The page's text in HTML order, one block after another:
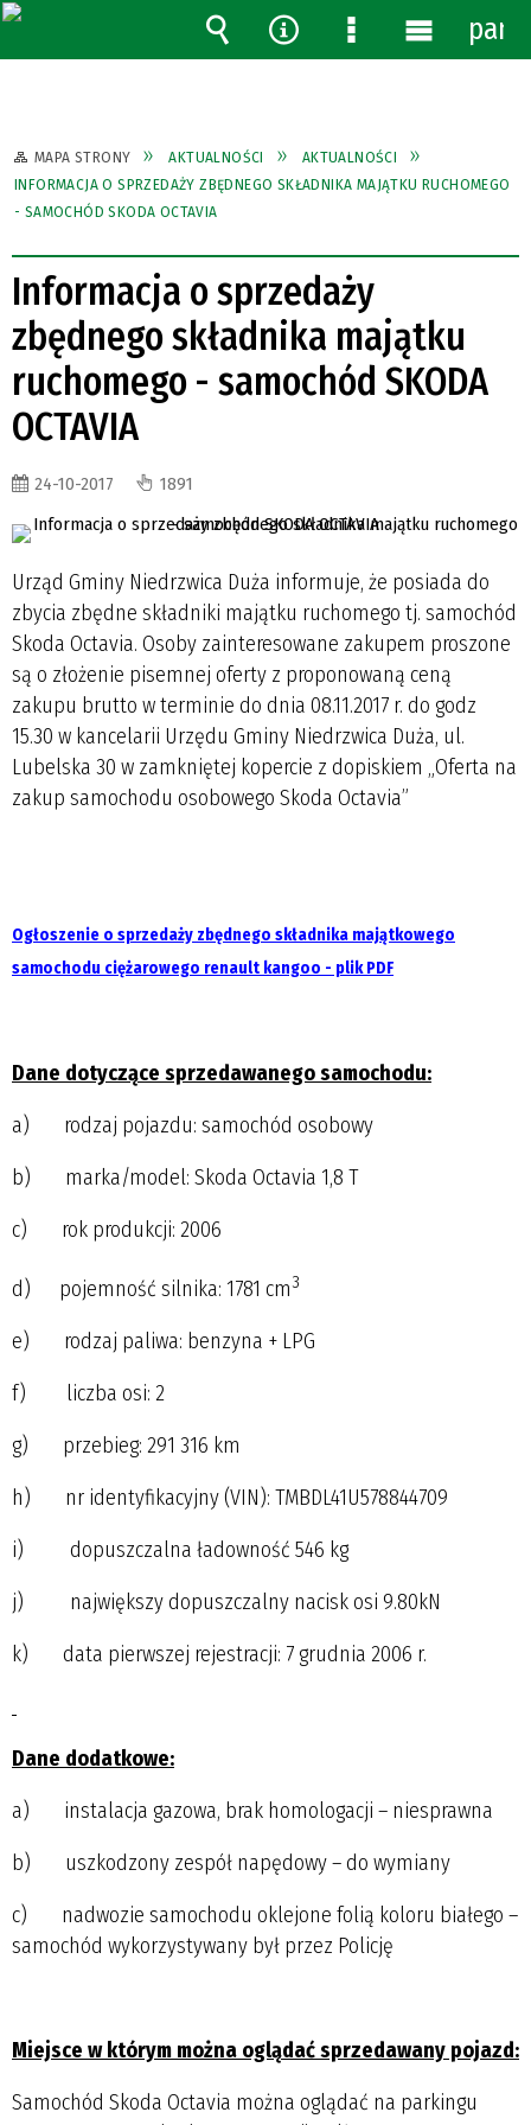
MAPA STRONY AKTUALNOŚCI
AKTUALNOŚCI
INFORMACJA O SPRZEDAŻY ZBĘDNEGO SKŁADNIKA MAJĄTKU RUCHOMEGO
- SAMOCHÓD SKODA OCTAVIA
Informacja o sprzedaży
zbędnego składnika majątku
ruchomego - samochód SKODA
OCTAVIA
24-10-2017 1891
Urząd Gminy Niedrzwica Duża informuje, że posiada do
zbycia zbędne składniki majątku ruchomego tj. samochód
Skoda Octavia. Osoby zainteresowane zakupem proszone
są o złożenie pisemnej oferty z proponowaną ceną
zakupu brutto w terminie do dnia 08.11.2017 r. do godz
15.30 w kancelarii Urzędu Gminy Niedrzwica Duża, ul.
Lubelska 30 w zamkniętej kopercie z dopiskiem „Oferta na
zakup samochodu osobowego Skoda Octavia”
Ogłoszenie o sprzedaży zbędnego składnika majątkowego
samochodu ciężarowego renault kangoo - plik PDF
Dane dotyczące sprzedawanego samochodu:
a) rodzaj pojazdu: samochód osobowy
b) marka/model: Skoda Octavia 1,8 T
c) rok produkcji: 2006
d) pojemność silnika: 1781 cm3
e) rodzaj paliwa: benzyna + LPG
f) liczba osi: 2
g) przebieg: 291 316 km
h) nr identyfikacyjny (VIN): TMBDL41U578844709
i) dopuszczalna ładowność 546 kg
j) największy dopuszczalny nacisk osi 9.80kN
k) data pierwszej rejestracji: 7 grudnia 2006 r.
Dane dodatkowe:
a) instalacja gazowa, brak homologacji – niesprawna
b) uszkodzony zespół napędowy – do wymiany
c) nadwozie samochodu oklejone folią koloru białego –
samochód wykorzystywany był przez Policję
Miejsce w którym można oglądać sprzedawany pojazd:
Samochód Skoda Octavia można oglądać na parkingu
Wyszukiwarka
Narzędzia
MenuMenu